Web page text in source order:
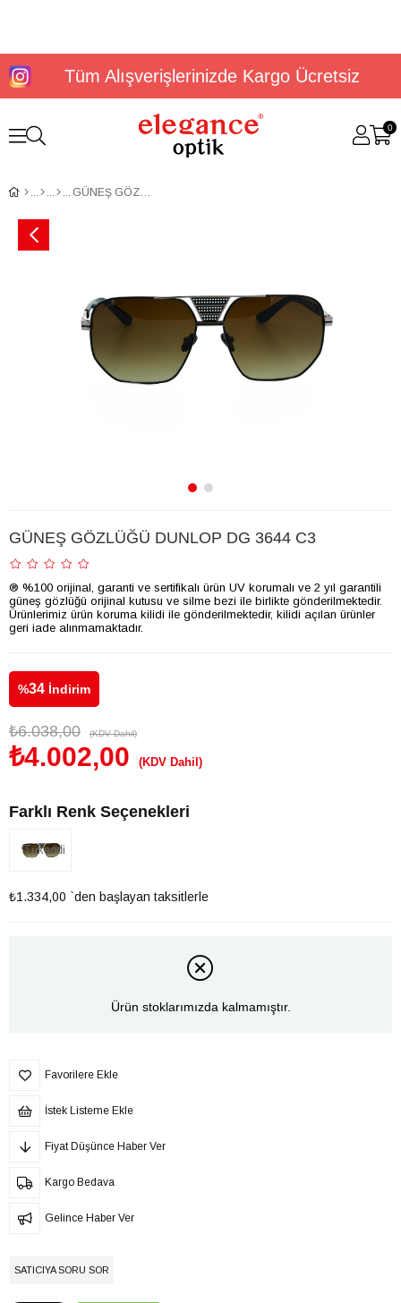
Tüm Alışverişlerinizde Kargo Ücretsiz
0
GÜNEŞ GÖZLÜĞÜ DUNLOP DG 3644 C3
GÜNEŞ GÖZLÜĞÜ DUNLOP DG 3644 C3
® %100 orijinal, garanti ve sertifikalı ürün UV korumalı ve 2 yıl garantili
güneş gözlüğü orijinal kutusu ve silme bezi ile birlikte gönderilmektedir.
Ürünlerimiz ürün koruma kilidi ile gönderilmektedir, kilidi açılan ürünler
geri iade alınmamaktadır.
%34 İndirim
₺6.038,00 (KDV Dahil)
₺4.002,00 (KDV Dahil)
Farklı Renk Seçenekleri
Tükendi
₺1.334,00 `den başlayan taksitlerle
Ürün stoklarımızda kalmamıştır.
Favorilere Ekle
İstek Listeme Ekle
Fiyat Düşünce Haber Ver
Kargo Bedava
Gelince Haber Ver
SATICIYA SORU SOR